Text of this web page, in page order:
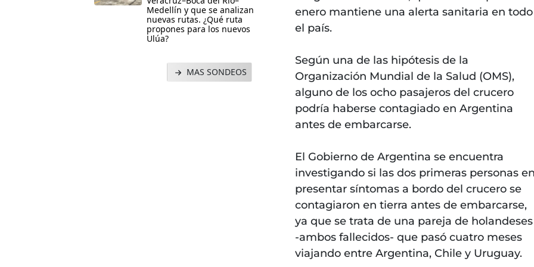
Medellín y que se analizan
nuevas rutas. ¿Qué ruta
propones para los nuevos
Ulúa?
MAS SONDEOS
enero mantiene una alerta sanitaria en todo
el país.
Según una de las hipótesis de la
Organización Mundial de la Salud (OMS),
alguno de los ocho pasajeros del crucero
podría haberse contagiado en Argentina
antes de embarcarse.
El Gobierno de Argentina se encuentra
investigando si las dos primeras personas
presentar síntomas a bordo del crucero se
contagiaron en tierra antes de embarcarse,
ya que se trata de una pareja de holandeses
-ambos fallecidos- que pasó cuatro meses
viajando entre Argentina, Chile y Uruguay.